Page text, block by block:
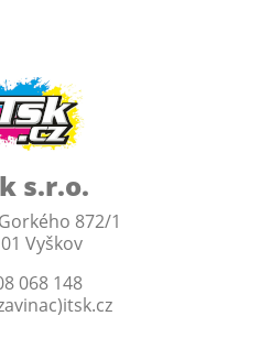
s.r.o.
872/1
Vyškov
068 148